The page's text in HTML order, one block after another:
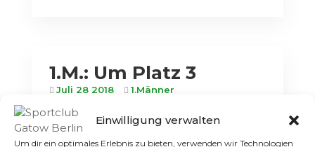
Einwilligung verwalten
Um dir ein optimales Erlebnis zu bieten, verwenden wir Technologien
1.M.: Um Platz 3
Juli 28 2018 1.Männer
Lange sah es so aus, als ob Gatows 1.
Männer erneut den Topfavoriten SC